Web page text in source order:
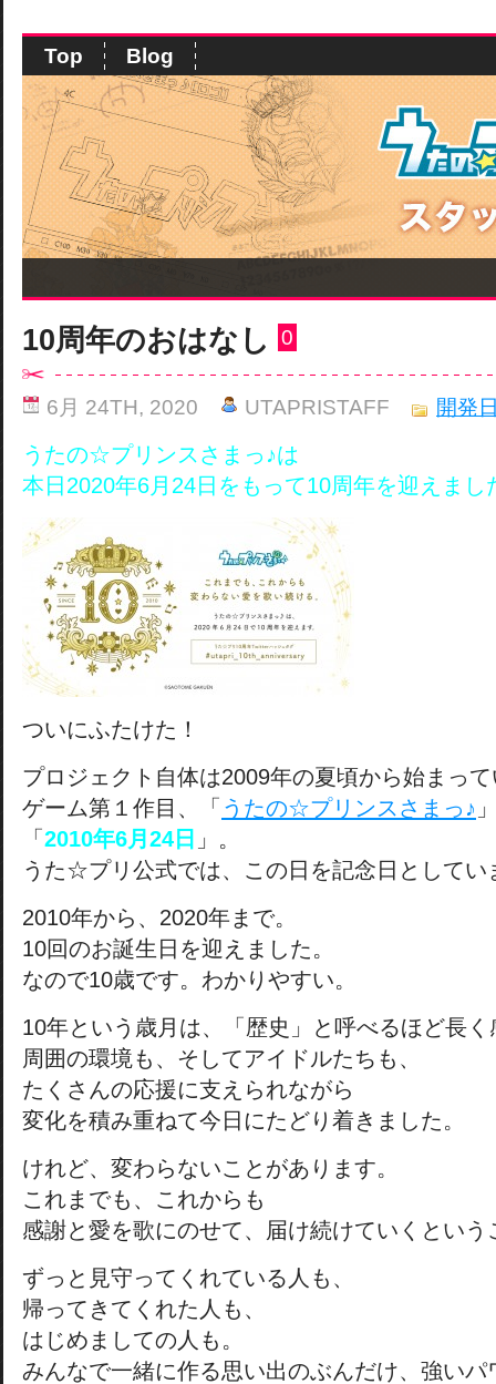
Top Blog
10周年のおはなし 0
6月 24TH, 2020 UTAPRISTAFF 開発
うたの☆プリンスさまっ♪は
本日2020年6月24日をもって10周年を迎えまし
ついにふたけた！
プロジェクト自体は2009年の夏頃から始まっ
ゲーム第１作目、「 うたの☆プリンスさまっ♪
「 2010年6月24日 」。
うた☆プリ公式では、この日を記念日としてい
2010年から、2020年まで。
10回のお誕生日を迎えました。
なので10歳です。わかりやすい。
10年という歳月は、「歴史」と呼べるほど長
周囲の環境も、そしてアイドルたちも、
たくさんの応援に支えられながら
変化を積み重ねて今日にたどり着きました。
けれど、変わらないことがあります。
これまでも、これからも
感謝と愛を歌にのせて、届け続けていくという
ずっと見守ってくれている人も、
帰ってきてくれた人も、
はじめましての人も。
みんなで一緒に作る思い出のぶんだけ、強いパ